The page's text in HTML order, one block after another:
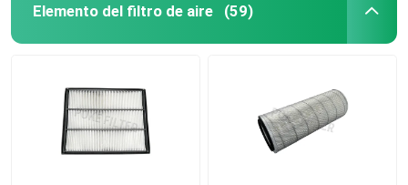
Elemento del filtro de aire (59)